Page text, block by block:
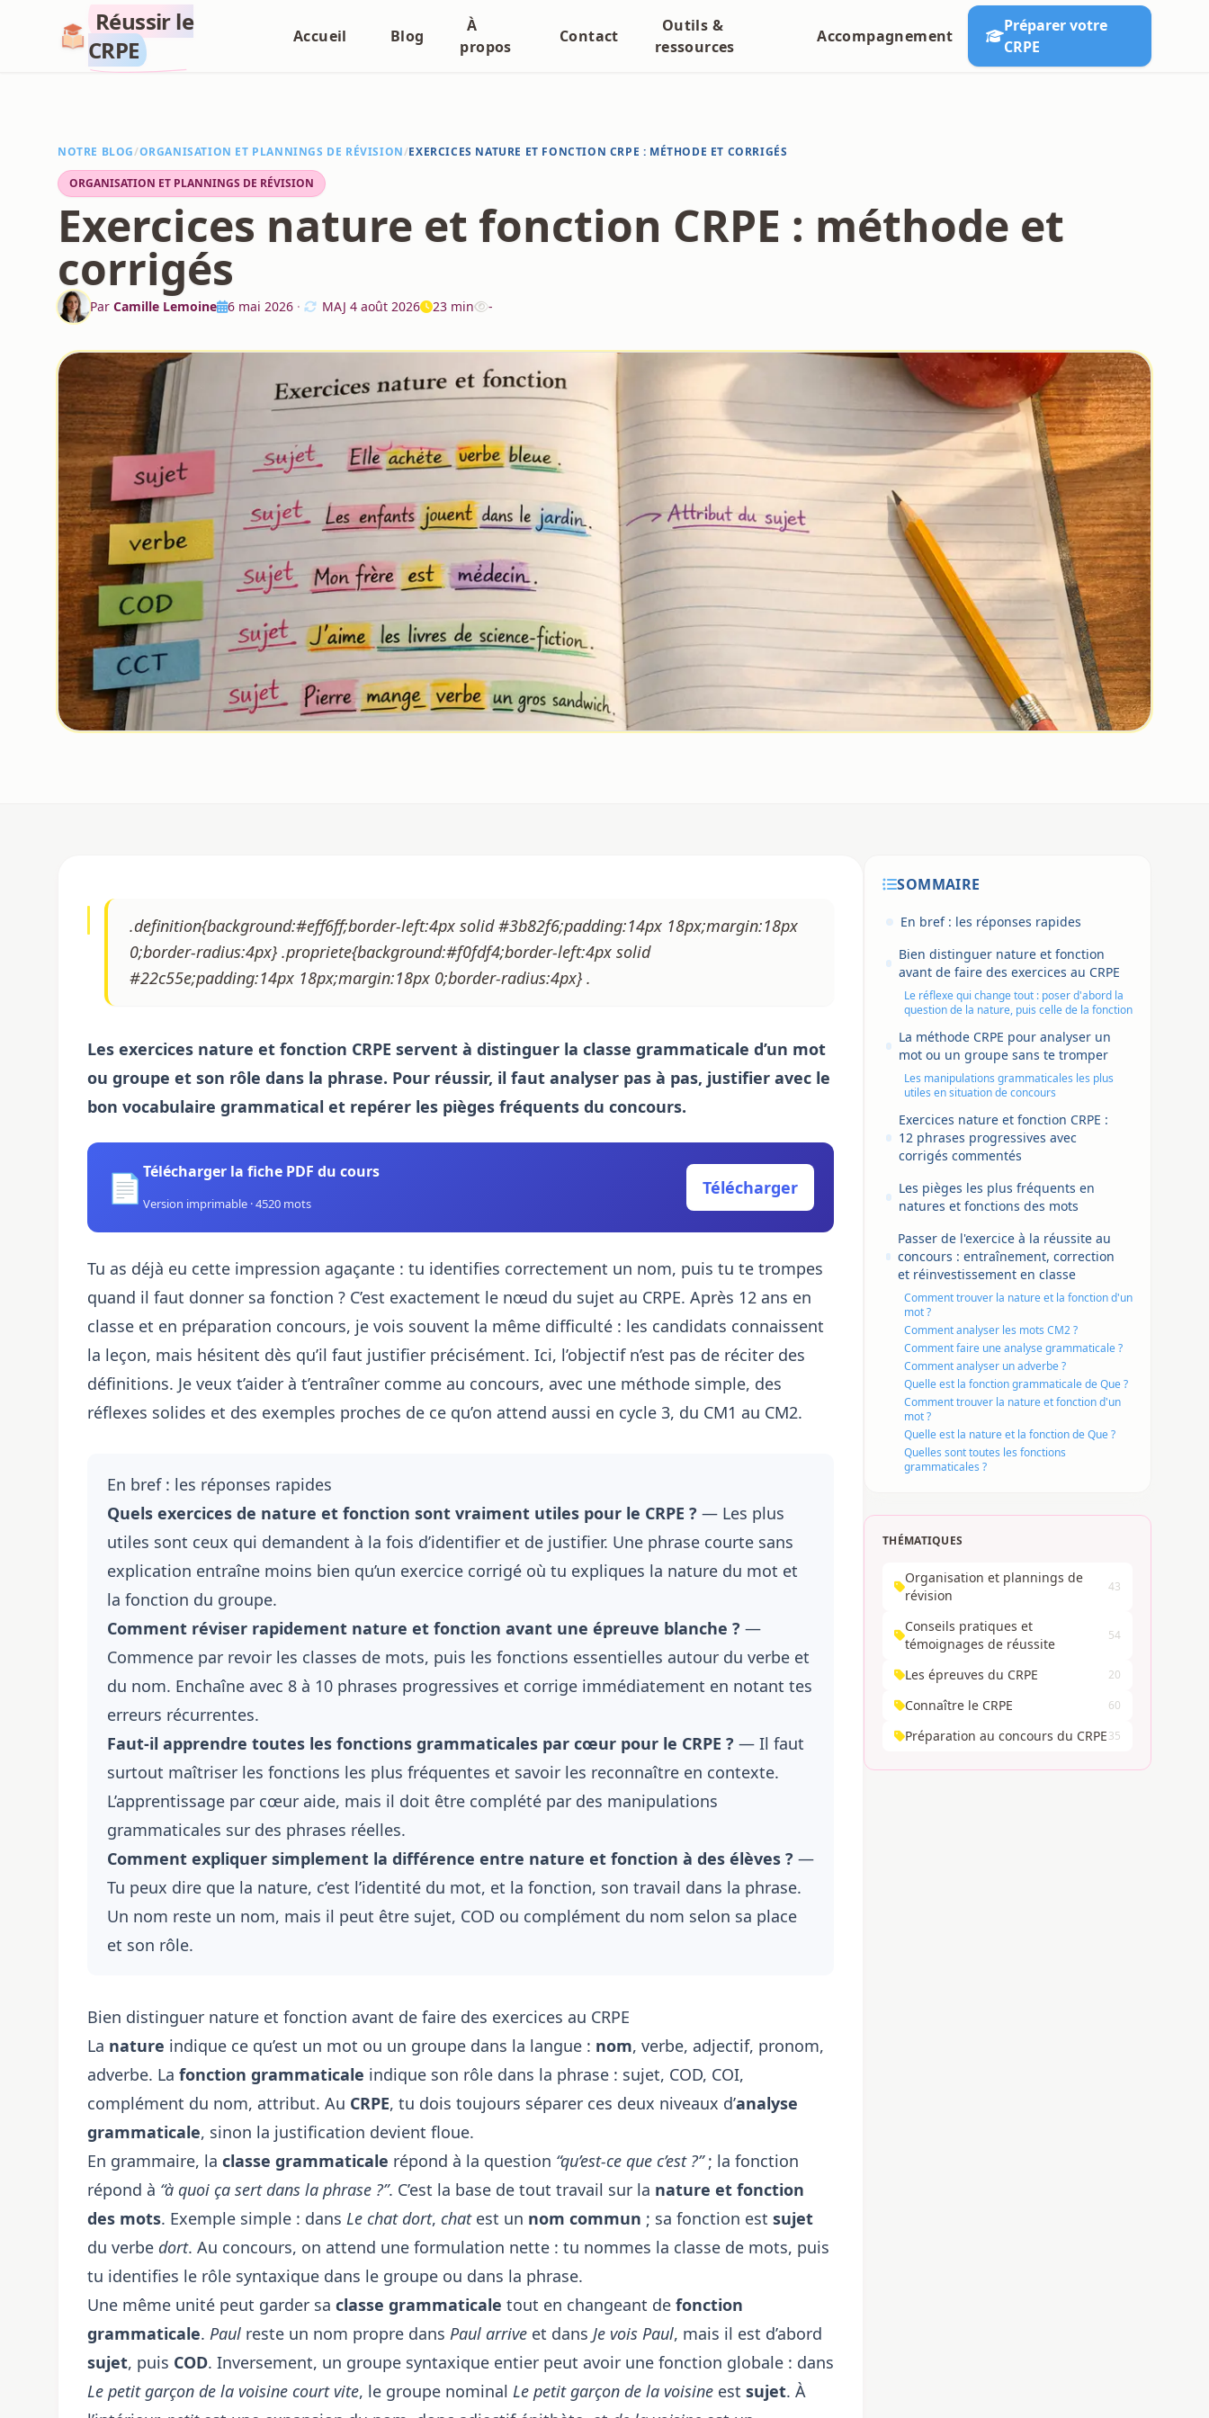
Réussir le
CRPE
Accueil Blog
À
propos
Contact
Outils &
ressources
Accompagnement
Préparer votre
CRPE
NOTRE BLOG/ORGANISATION ET PLANNINGS DE RÉVISION/EXERCICES NATURE ET FONCTION CRPE : MÉTHODE ET CORRIGÉS
ORGANISATION ET PLANNINGS DE RÉVISION
Exercices nature et fonction CRPE : méthode et
corrigés
Par Camille Lemoine 6 mai 2026 · MAJ 4 août 2026 23 min -
.definition{background:#eff6ff;border-left:4px solid #3b82f6;padding:14px 18px;margin:18px
0;border-radius:4px} .propriete{background:#f0fdf4;border-left:4px solid
#22c55e;padding:14px 18px;margin:18px 0;border-radius:4px} .
Les exercices nature et fonction CRPE servent à distinguer la classe grammaticale d’un mot
ou groupe et son rôle dans la phrase. Pour réussir, il faut analyser pas à pas, justifier avec le
bon vocabulaire grammatical et repérer les pièges fréquents du concours.
📄 Télécharger la fiche PDF du cours
Version imprimable · 4520 mots
Télécharger
Tu as déjà eu cette impression agaçante : tu identifies correctement un nom, puis tu te trompes
quand il faut donner sa fonction ? C’est exactement le nœud du sujet au CRPE. Après 12 ans en
classe et en préparation concours, je vois souvent la même difficulté : les candidats connaissent
la leçon, mais hésitent dès qu’il faut justifier précisément. Ici, l’objectif n’est pas de réciter des
définitions. Je veux t’aider à t’entraîner comme au concours, avec une méthode simple, des
réflexes solides et des exemples proches de ce qu’on attend aussi en cycle 3, du CM1 au CM2.
En bref : les réponses rapides
Quels exercices de nature et fonction sont vraiment utiles pour le CRPE ? — Les plus
utiles sont ceux qui demandent à la fois d’identifier et de justifier. Une phrase courte sans
explication entraîne moins bien qu’un exercice corrigé où tu expliques la nature du mot et
la fonction du groupe.
Comment réviser rapidement nature et fonction avant une épreuve blanche ? —
Commence par revoir les classes de mots, puis les fonctions essentielles autour du verbe et
du nom. Enchaîne avec 8 à 10 phrases progressives et corrige immédiatement en notant tes
erreurs récurrentes.
Faut-il apprendre toutes les fonctions grammaticales par cœur pour le CRPE ? — Il faut
surtout maîtriser les fonctions les plus fréquentes et savoir les reconnaître en contexte.
L’apprentissage par cœur aide, mais il doit être complété par des manipulations
grammaticales sur des phrases réelles.
Comment expliquer simplement la différence entre nature et fonction à des élèves ? —
Tu peux dire que la nature, c’est l’identité du mot, et la fonction, son travail dans la phrase.
Un nom reste un nom, mais il peut être sujet, COD ou complément du nom selon sa place
et son rôle.
Bien distinguer nature et fonction avant de faire des exercices au CRPE
La nature indique ce qu’est un mot ou un groupe dans la langue : nom, verbe, adjectif, pronom,
adverbe. La fonction grammaticale indique son rôle dans la phrase : sujet, COD, COI,
complément du nom, attribut. Au CRPE, tu dois toujours séparer ces deux niveaux d’analyse
grammaticale, sinon la justification devient floue.
En grammaire, la classe grammaticale répond à la question “qu’est-ce que c’est ?”; la fonction
répond à “à quoi ça sert dans la phrase ?”. C’est la base de tout travail sur la nature et fonction
des mots. Exemple simple : dans Le chat dort, chatest un nom commun ; sa fonction est sujet
du verbe dort. Au concours, on attend une formulation nette : tu nommes la classe de mots, puis
tu identifies le rôle syntaxique dans le groupe ou dans la phrase.
Une même unité peut garder sa classe grammaticale tout en changeant de fonction
grammaticale. Paul reste un nom propre dans Paul arrive et dans Je vois Paul, mais il est d’abord
sujet, puis COD. Inversement, un groupe syntaxique entier peut avoir une fonction globale : dans
Le petit garçon de la voisine court vite, le groupe nominal Le petit garçon de la voisine est sujet. À
SOMMAIRE
En bref : les réponses rapides
Bien distinguer nature et fonction
avant de faire des exercices au CRPE
Le réflexe qui change tout : poser d'abord la
question de la nature, puis celle de la fonction
La méthode CRPE pour analyser un
mot ou un groupe sans te tromper
Les manipulations grammaticales les plus
utiles en situation de concours
Exercices nature et fonction CRPE :
12 phrases progressives avec
corrigés commentés
Les pièges les plus fréquents en
natures et fonctions des mots
Passer de l'exercice à la réussite au
concours : entraînement, correction
et réinvestissement en classe
Comment trouver la nature et la fonction d'un
mot ?
Comment analyser les mots CM2 ?
Comment faire une analyse grammaticale ?
Comment analyser un adverbe ?
Quelle est la fonction grammaticale de Que ?
Comment trouver la nature et fonction d'un
mot ?
Quelle est la nature et la fonction de Que ?
Quelles sont toutes les fonctions
grammaticales ?
THÉMATIQUES
Organisation et plannings de
révision
43
Conseils pratiques et
témoignages de réussite
54
Les épreuves du CRPE 20
Connaître le CRPE 60
Préparation au concours du CRPE35